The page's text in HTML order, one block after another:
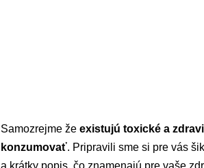
Samozrejme že existujú toxické a
konzumovať. Pripravili sme si pre vás
a krátky popis, čo znamenajú pre vaše